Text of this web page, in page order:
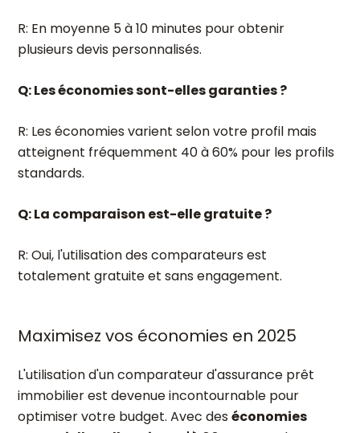
R: En moyenne 5 à 10 minutes pour obtenir
plusieurs devis personnalisés.
Q: Les économies sont-elles garanties ?
R: Les économies varient selon votre profil mais
atteignent fréquemment 40 à 60% pour les profils
standards.
Q: La comparaison est-elle gratuite ?
R: Oui, l'utilisation des comparateurs est
totalement gratuite et sans engagement.
Maximisez vos économies en 2025
L'utilisation d'un comparateur d'assurance prêt
immobilier est devenue incontournable pour
optimiser votre budget. Avec deséconomies